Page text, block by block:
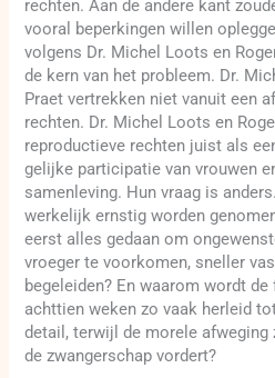
rechten. Aan de andere kant
vooral beperkingen willen
volgens Dr. Michel Loots en
de kern van het probleem. Dr.
Praet vertrekken niet vanuit een
rechten. Dr. Michel Loots en
reproductieve rechten juist als
gelijke participatie van vrouwen
samenleving. Hun vraag is
werkelijk ernstig worden
eerst alles gedaan om
vroeger te voorkomen, sneller
begeleiden? En waarom wordt
achttien weken zo vaak herleid
detail, terwijl de morele afweging
de zwangerschap vordert?